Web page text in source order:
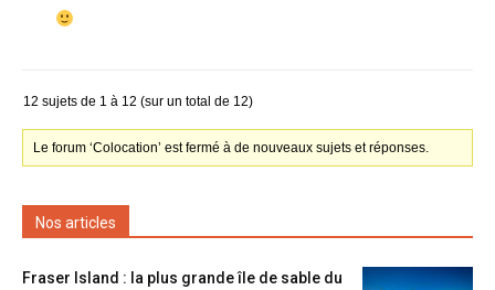
12 sujets de 1 à 12 (sur un total de 12)
Le forum ‘Colocation’ est fermé à de nouveaux sujets et réponses.
Nos articles
Fraser Island : la plus grande île de sable du